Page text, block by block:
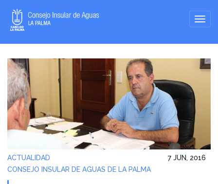
ACTUALIDAD
7 JUN, 2016
CONSEJO INSULAR DE AGUAS DE LA PALMA